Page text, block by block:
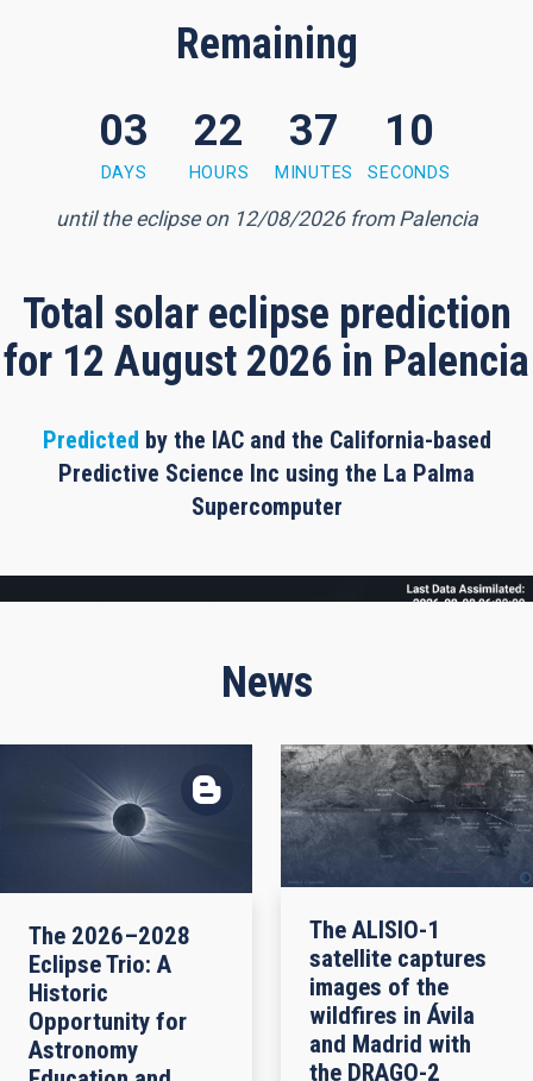
Remaining
7 seconds
03
DAYS
22
HOURS
37
MINUTES
09
SECONDS
until the eclipse on 12/08/2026 from Palencia
Total solar eclipse prediction
for 12 August 2026 in Palencia
Predicted by the IAC and the California-based
Predictive Science Inc using the La Palma
Supercomputer
News
The 2026–2028
Eclipse Trio: A
Historic
Opportunity for
Astronomy
The ALISIO-1
satellite captures
images of the
wildfires in Ávila
and Madrid with
the DRAGO-2